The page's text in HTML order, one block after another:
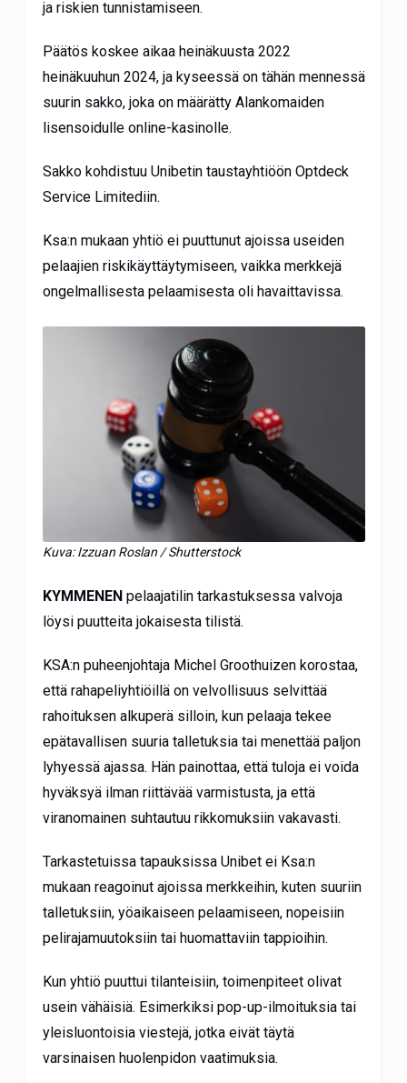
ja riskien tunnistamiseen.
Päätös koskee aikaa heinäkuusta 2022
heinäkuuhun 2024, ja kyseessä on tähän mennessä
suurin sakko, joka on määrätty Alankomaiden
lisensoidulle online-kasinolle.
Sakko kohdistuu Unibetin taustayhtiöön Optdeck
Service Limitediin.
Ksa:n mukaan yhtiö ei puuttunut ajoissa useiden
pelaajien riskikäyttäytymiseen, vaikka merkkejä
ongelmallisesta pelaamisesta oli havaittavissa.
Kuva: Izzuan Roslan / Shutterstock
KYMMENENpelaajatilin tarkastuksessa valvoja
löysi puutteita jokaisesta tilistä.
KSA:n puheenjohtaja Michel Groothuizen korostaa,
että rahapeliyhtiöillä on velvollisuus selvittää
rahoituksen alkuperä silloin, kun pelaaja tekee
epätavallisen suuria talletuksia tai menettää paljon
lyhyessä ajassa. Hän painottaa, että tuloja ei voida
hyväksyä ilman riittävää varmistusta, ja että
viranomainen suhtautuu rikkomuksiin vakavasti.
Tarkastetuissa tapauksissa Unibet ei Ksa:n
mukaan reagoinut ajoissa merkkeihin, kuten suuriin
talletuksiin, yöaikaiseen pelaamiseen, nopeisiin
pelirajamuutoksiin tai huomattaviin tappioihin.
Kun yhtiö puuttui tilanteisiin, toimenpiteet olivat
usein vähäisiä. Esimerkiksi pop-up-ilmoituksia tai
yleisluontoisia viestejä, jotka eivät täytä
varsinaisen huolenpidon vaatimuksia.